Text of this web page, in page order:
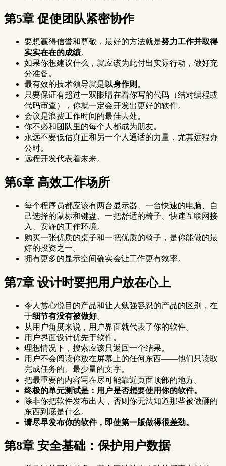
第5章 促使团队紧密协作
要想赢得信誉和尊敬，最好的方法就是努力工作并取得
实实在在的成绩。
如果你想建议什么，就应该为此付出实际行动，做好充
分准备。
最有效的技术领导就是 以身作则 。
只要保证有超过一双眼睛在看你写的代码（结对编程或
代码审查），你就一定会开发出更好的软件。
会议是浪费工作时间的最佳去处。
你不必和团队里的每个人都成为朋友。
永远不要低估真正和另一个人通话的力量，尤其远程办
公时。
远程开发代表着未来。
第6章 高效工作场所
每个程序员都应该有两台显示器、一台快速的电脑、自
己选择的鼠标和键盘、一把舒适的椅子、快速互联网接
入、安静的工作环境。
购买一张优质的桌子和一把优质的椅子，是你能做的最
好的投资之一。
拥有更多的显示空间确实会让工作更有效率。
第7章 设计时要把用户放在心上
令人赏心悦目的产品和让人勉强容忍的产品的区别，在
于细节有没有被做好。
从用户角度来说，用户界面就代表了你的软件。
用户界面设计优先于软件。
理想情况下，搜索应该只返回一个结果。
用户不会阅读你放在屏幕上的任何东西——他们只读取
完成任务的、最少量的文字。
把最重要的内容写在尽可能靠近页面顶部的地方。
终极的单元测试是：用户是否想要使用你的软件。
除非你把软件发布出去，否则你无法知道那些被做砸的
东西到底是什么。
请尽早发布你的软件，即使第一版做得很差劲。
第8章 安全基础：保护用户数据